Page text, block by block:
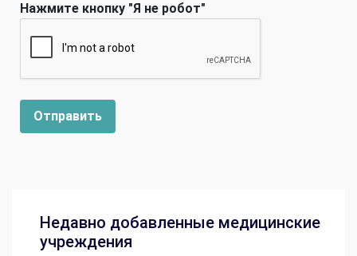
Нажмите кнопку "Я не робот"
Отправить
Недавно добавленные медицинские
учреждения